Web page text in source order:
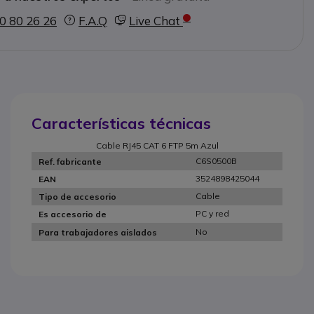
80 26 26
F.A.Q Live Chat
Características técnicas
Cable RJ45 CAT 6 FTP 5m Azul
Ref. fabricante
C6S0500B
EAN
3524898425044
Tipo de accesorio
Cable
Es accesorio de
PC y red
Para trabajadores aislados
No